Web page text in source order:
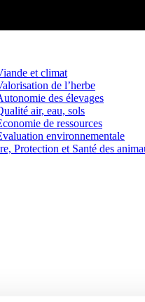
et climat
de l’herbe
des élevages
air, eau, sols
de ressources
environnementale
Protection et Santé des